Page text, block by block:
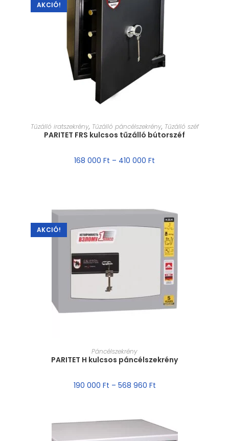
AKCIÓ!
MÉRET VÁLASZTÁSA
Tűzálló iratszekrény, Tűzálló páncélszekrény, Tűzálló széf
PARITET FRS kulcsos tűzálló bútorszéf
168 000 Ft – 410 000 Ft
AKCIÓ!
MÉRET VÁLASZTÁSA
Páncélszekrény
PARITET H kulcsos páncélszekrény
190 000 Ft – 568 960 Ft